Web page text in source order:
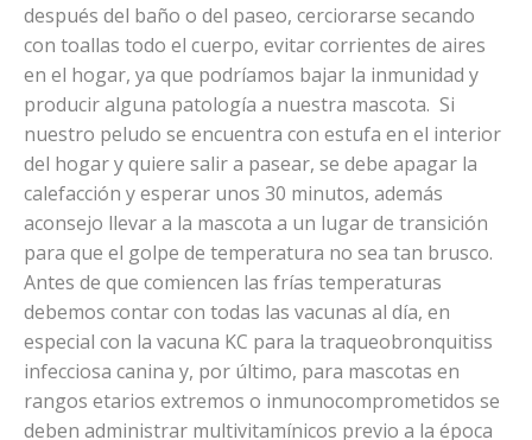
después del baño o del paseo, cerciorarse secando
con toallas todo el cuerpo, evitar corrientes de aires
en el hogar, ya que podríamos bajar la inmunidad y
producir alguna patología a nuestra mascota. Si
nuestro peludo se encuentra con estufa en el interior
del hogar y quiere salir a pasear, se debe apagar la
calefacción y esperar unos 30 minutos, además
aconsejo llevar a la mascota a un lugar de transición
para que el golpe de temperatura no sea tan brusco.
Antes de que comiencen las frías temperaturas
debemos contar con todas las vacunas al día, en
especial con la vacuna KC para la traqueobronquitiss
infecciosa canina y, por último, para mascotas en
rangos etarios extremos o inmunocomprometidos se
deben administrar multivitamínicos previo a la época